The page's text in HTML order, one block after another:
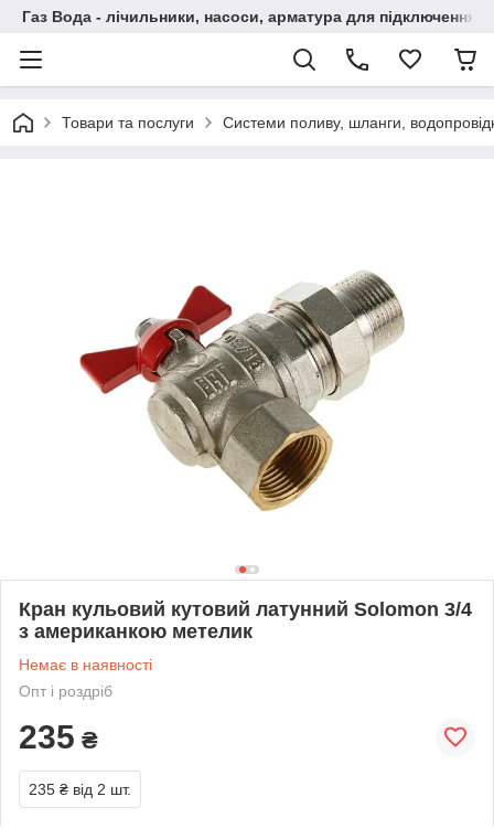
Газ Вода - лічильники, насоси, арматура для підключення,
Товари та послуги Системи поливу, шланги,
Кран кульовий кутовий латунний Solomon 3/4
з американкою метелик
Немає в наявності
Опт і роздріб
235 ₴
235 ₴ від 2 шт.